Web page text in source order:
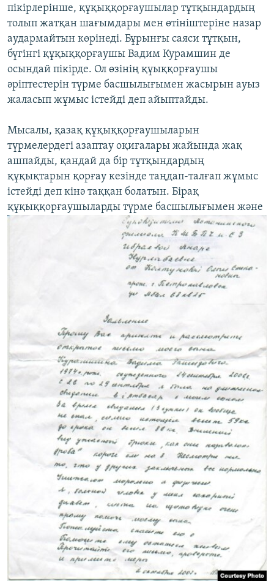
пікірлерінше, құқыққорғаушылар тұтқындардың
толып жатқан шағымдары мен өтініштеріне назар
аудармайтын көрінеді. Бұрынғы саяси тұтқын,
бүгінгі құқыққорғаушы Вадим Курамшин де
осындай пікірде. Ол өзінің құыққорғаушы
әріптестерін түрме басшылығымен жасырын ауыз
жаласып жұмыс істейді деп айыптайды.
Мысалы, қазақ құқыққорғаушыларын
түрмелердегі азаптау оқиғалары жайында жақ
ашпайды, қандай да бір тұтқындардың
құқықтарын қорғау кезінде таңдап-талғап жұмыс
істейді деп кінә таққан болатын. Бірақ
құқыққорғаушыларды түрме басшылығымен және